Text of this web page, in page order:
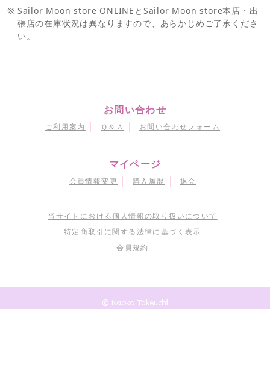
※ Sailor Moon store ONLINEとSailor Moon store本店・出
張店の在庫状況は異なりますので、あらかじめご了承くださ
い。
お問い合わせ
ご利用案内 Ｑ＆Ａ お問い合わせフォーム
マイページ
会員情報変更 購入履歴 退会
当サイトにおける個人情報の取り扱いについて
特定商取引に関する法律に基づく表示
会員規約
© Naoko Takeuchi